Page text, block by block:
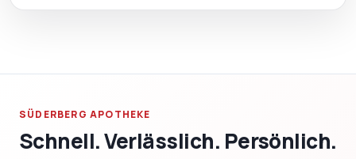
SÜDERBERG APOTHEKE
Schnell. Verlässlich. Persönlich.